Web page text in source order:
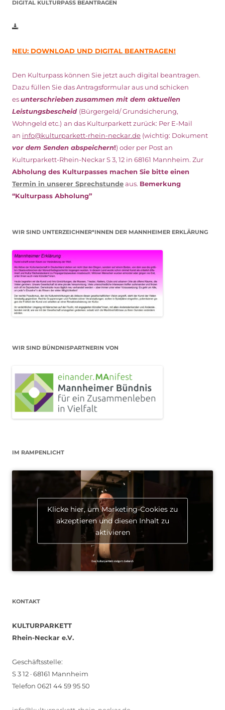
DIGITAL KULTURPASS BEANTRAGEN
NEU: DOWNLOAD UND DIGITAL BEANTRAGEN!
Den Kulturpass können Sie jetzt auch digital beantragen.
Dazu füllen Sie das Antragsformular aus und schicken
esunterschriebenzusammen mit dem aktuellen
Leistungsbescheid (Bürgergeld/ Grundsicherung,
Wohngeld etc.) an das Kulturparkett zurück: Per E-Mail
an info@kulturparkett-rhein-neckar.de (wichtig: Dokument
vor dem Senden abspeichern!) oder per Post an
Kulturparkett-Rhein-Neckar S 3, 12 in 68161 Mannheim. Zur
Abholung des Kulturpasses machen Sie bitte einen
Termin in unserer Sprechstundeaus. Bemerkung
“Kulturpass Abholung”
WIR SIND UNTERZEICHNER*INNEN DER MANNHEIMER ERKLÄRUNG
WIR SIND BÜNDNISPARTNERIN VON
IM RAMPENLICHT
Klicke hier, um Marketing-Cookies zu
akzeptieren und diesen Inhalt zu
aktivieren
KONTAKT
KULTURPARKETT
Rhein-Neckar e.V.
Geschäftsstelle:
S 3 12 · 68161 Mannheim
Telefon 0621 44 59 95 50